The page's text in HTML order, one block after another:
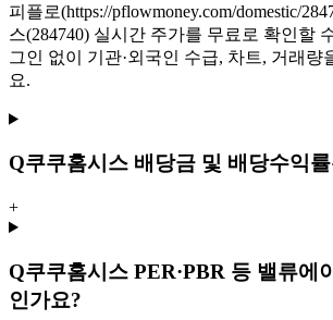
피플로(https://pflowmoney.com/domestic/
스(284740) 실시간 주가를 무료로 확인할
그인 없이 기관·외국인 수급, 차트, 거래량
요.
Q쿠쿠홈시스 배당금 및 배당수익
+
Q쿠쿠홈시스 PER·PBR 등 밸류에
인가요?